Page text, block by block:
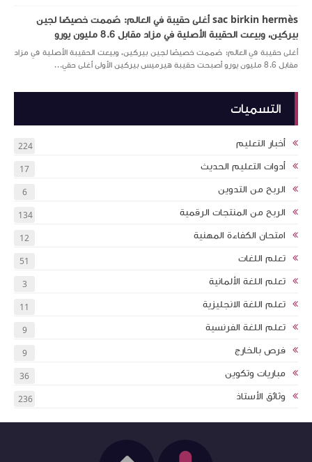
sac birkin hermès أغلى حقيبة في العالم: صُممت خصيصًا لجين
بيركين، وبيعت الحقيبة الأصلية في مزاد مقابل 8.6 مليون يورو
أغلى حقيبة في العالم: صُممت خصيصًا لجين بيركين، وبيعت الحقيبة الأصلية في مزاد
مقابل 8.6 مليون يورو أصبحت حقيبة هيرميس بيركين الأولى أغلى حقي...
التسميات
أخبار التعليم 224
أدوات التعليم الحديث 17
الربح من التدوين 6
الربح من المنتجات الرقمية 134
امتحان الكفاءة المهنية 12
تعلم اللغات 51
تعلم اللغة الألمانية 3
تعلم اللغة الانجليزية 11
تعلم اللغة الفرنسية 9
فرص بالخارج 9
مباريات وتكوين 36
وثائق الأستاذ 236